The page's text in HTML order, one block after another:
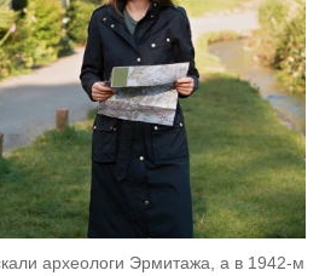
археологи Эрмитажа, а в 1942-м